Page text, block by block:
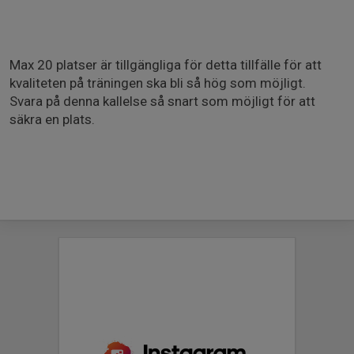
Max 20 platser är tillgängliga för detta tillfälle för att
kvaliteten på träningen ska bli så hög som möjligt.
Svara på denna kallelse så snart som möjligt för att
säkra en plats.